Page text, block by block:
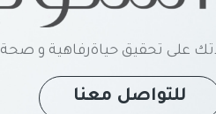
على تحقيق حياةرفاهية و صحة
للتواصل معنا